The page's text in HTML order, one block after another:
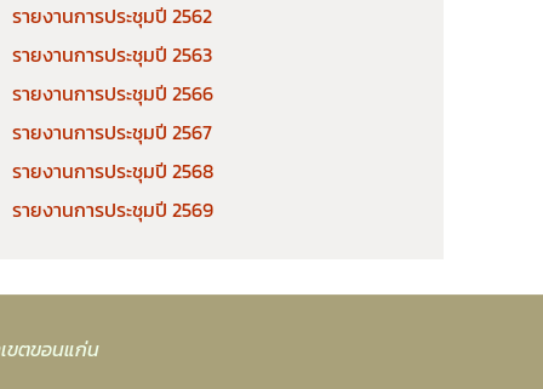
รายงานการประชุมปี 2562
รายงานการประชุมปี 2563
รายงานการประชุมปี 2566
รายงานการประชุมปี 2567
รายงานการประชุมปี 2568
รายงานการประชุมปี 2569
ขตขอนแก่น